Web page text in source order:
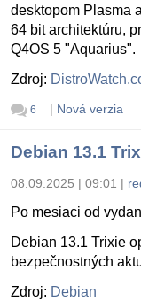
desktopom Plasma
64 bit architektúru,
Q4OS 5 "Aquarius".
Zdroj:
6 | Nová verzia
Debian 13.1
08.09.2025 | 09:01 |
Po mesiaci od
Debian 13.1 Trixie
bezpečnostných
Zdroj: Debian